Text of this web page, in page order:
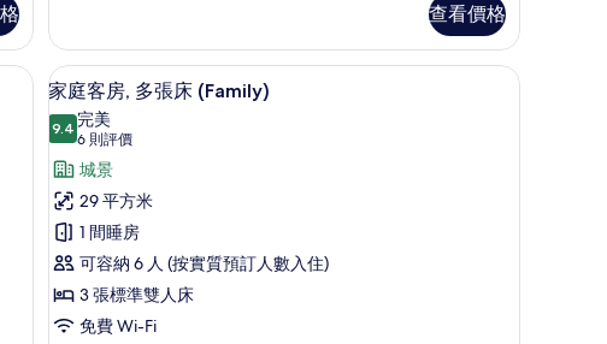
的
相
片
(Middle
Floor)
詳
情
查看價格
內夾萬、遮光窗簾/窗簾、隔音、熨斗/熨衫板
載
入
所
有
家
庭
客
房,
多
家庭客房, 多張床 (Family) | 房內夾萬、遮光
3
家庭客房, 多張床 (Family)
9.49.4 分，滿分 10 分
完美
6 則評價
(6
則
評
價)
城景
29 平方米
1 間睡房
可容納 6 人 (按實質預訂人數入住)
3 張標準雙人床
免費 Wi-Fi